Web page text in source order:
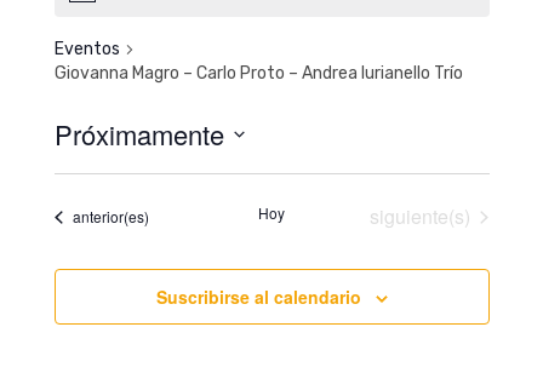
Eventos
Giovanna Magro – Carlo Proto – Andrea Iurianello Trío
Próximamente
S
c
Eventos
anterior(es) Hoy Eventos
siguiente(s)
Suscribirse al calendario